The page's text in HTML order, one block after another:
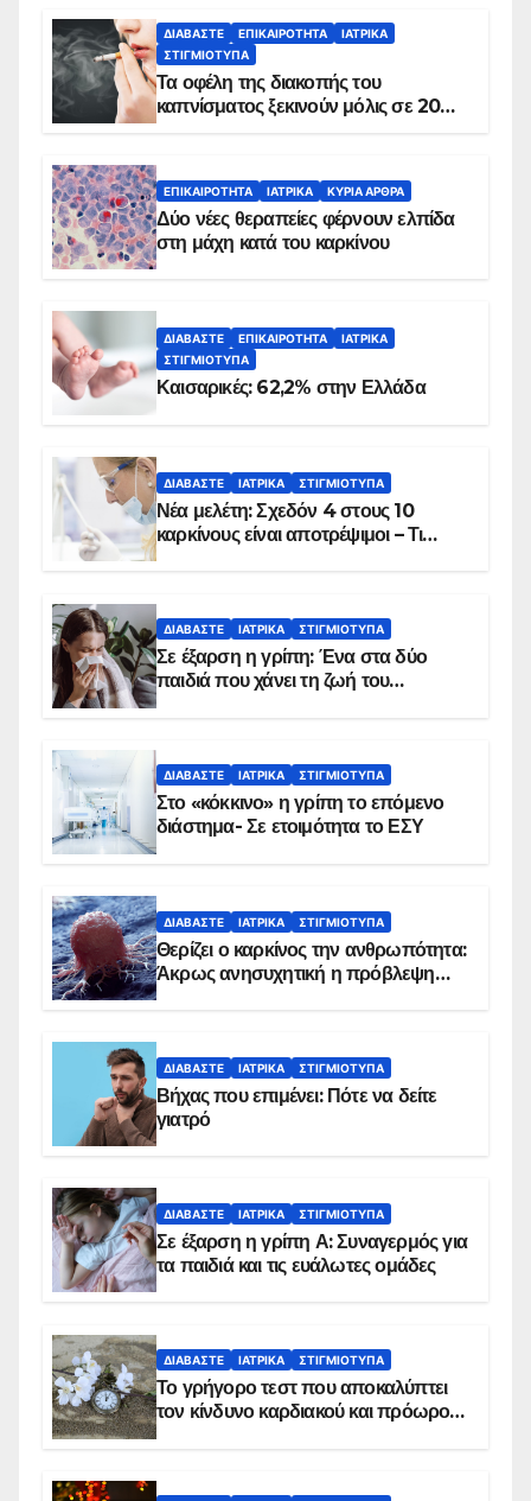
ΔΙΑΒΆΣΤΕ ΕΠΙΚΑΙΡΌΤΗΤΑ
ΙΑΤΡΙΚΆ
ΣΤΙΓΜΙΌΤΥΠΑ
Τα οφέλη της διακοπής του
καπνίσματος ξεκινούν μόλις σε 20
ΕΠΙΚΑΙΡΌΤΗΤΑ ΙΑΤΡΙΚΆ ΚΥΡΙΑ ΑΡΘΡΑ
Δύο νέες θεραπείες φέρνουν ελπίδα
στη μάχη κατά του καρκίνου
ΔΙΑΒΆΣΤΕ ΕΠΙΚΑΙΡΌΤΗΤΑ
ΙΑΤΡΙΚΆ
ΣΤΙΓΜΙΌΤΥΠΑ
Καισαρικές: 62,2% στην Ελλάδα
ΔΙΑΒΆΣΤΕ ΙΑΤΡΙΚΆ ΣΤΙΓΜΙΌΤΥΠΑ
Νέα μελέτη: Σχεδόν 4 στους 10
καρκίνους είναι αποτρέψιμοι – Τι
ΔΙΑΒΆΣΤΕ ΙΑΤΡΙΚΆ ΣΤΙΓΜΙΌΤΥΠΑ
Σε έξαρση η γρίπη: Ένα στα δύο
παιδιά που χάνει τη ζωή του
ΔΙΑΒΆΣΤΕ ΙΑΤΡΙΚΆ ΣΤΙΓΜΙΌΤΥΠΑ
Στο «κόκκινο» η γρίπη το επόμενο
διάστημα- Σε ετοιμότητα το ΕΣΥ
ΔΙΑΒΆΣΤΕ ΙΑΤΡΙΚΆ ΣΤΙΓΜΙΌΤΥΠΑ
Θερίζει ο καρκίνος την ανθρωπότητα:
Άκρως ανησυχητική η πρόβλεψη…
ΔΙΑΒΆΣΤΕ ΙΑΤΡΙΚΆ ΣΤΙΓΜΙΌΤΥΠΑ
Βήχας που επιμένει: Πότε να δείτε
γιατρό
ΔΙΑΒΆΣΤΕ ΙΑΤΡΙΚΆ ΣΤΙΓΜΙΌΤΥΠΑ
Σε έξαρση η γρίπη Α: Συναγερμός για
τα παιδιά και τις ευάλωτες ομάδες
ΔΙΑΒΆΣΤΕ ΙΑΤΡΙΚΆ ΣΤΙΓΜΙΌΤΥΠΑ
Το γρήγορο τεστ που αποκαλύπτει
τον κίνδυνο καρδιακού και πρόωρου